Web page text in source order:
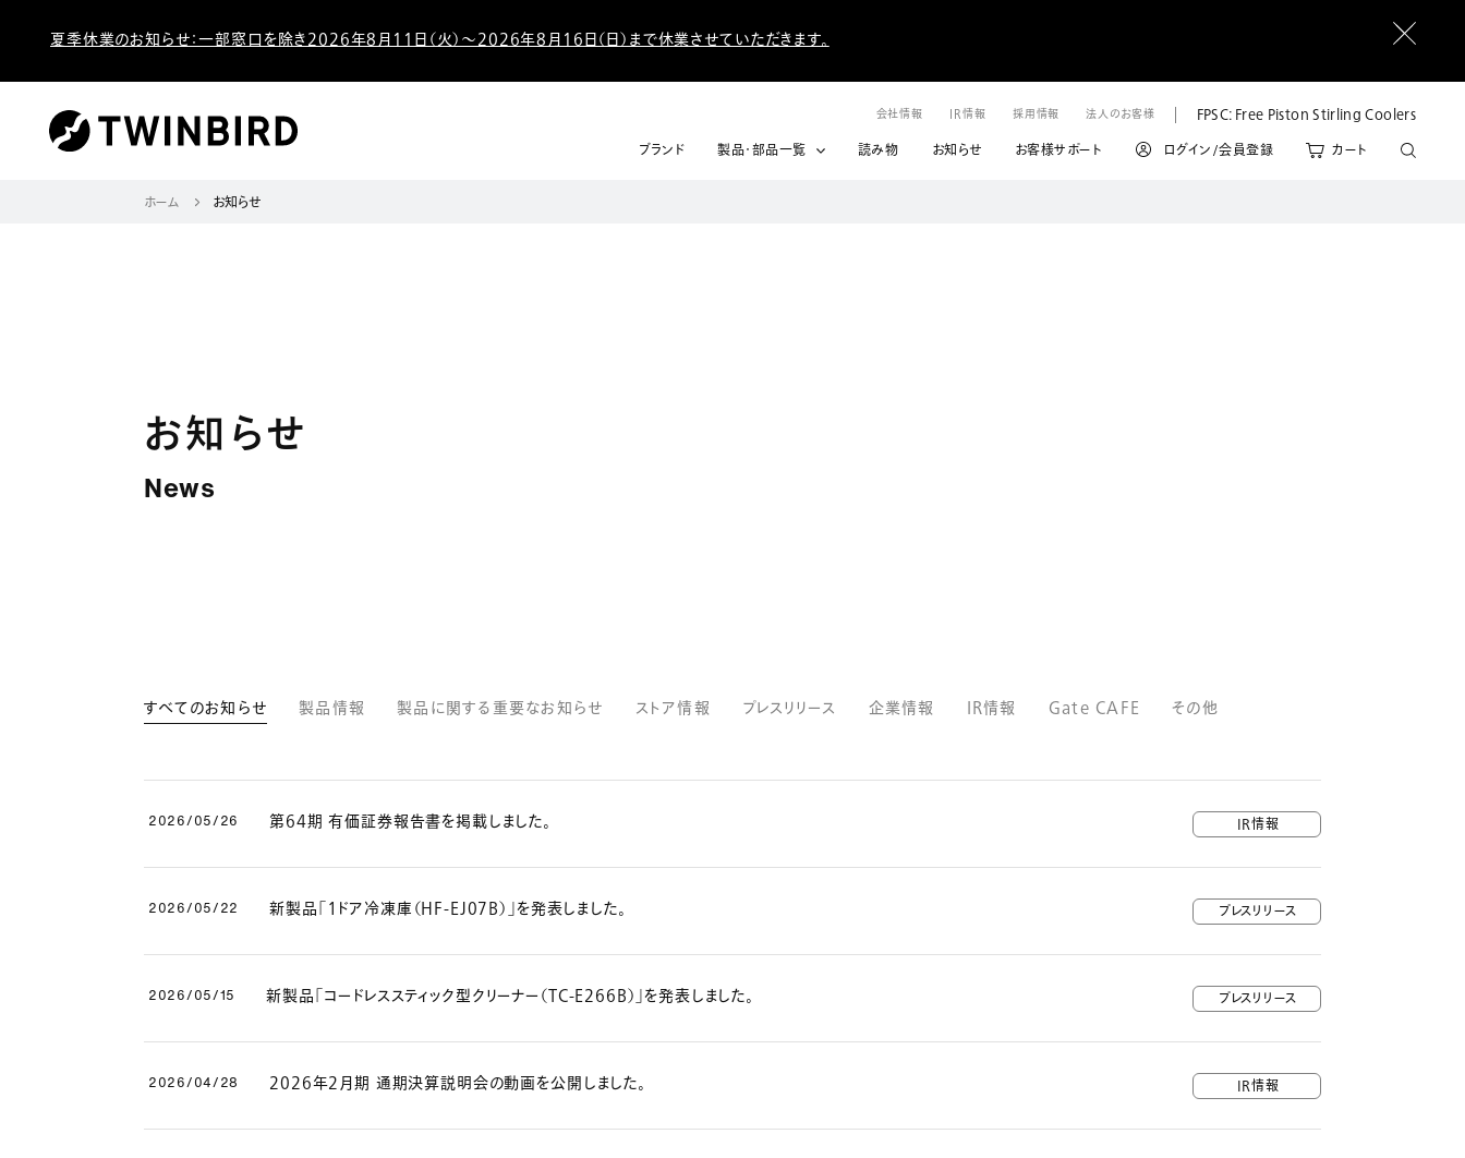
夏季休業のお知らせ：一部窓口を除き2026年8月11日（火）～2026年8月16日（日）まで休業させていただきます。
会社情報 IR情報 採用情報 法人のお客様
FPSC: Free Piston Stirling Coolers
ブランド
製品・部品一覧 読み物 お知らせ お客様サポート ログイン/会員登録 カート
ホーム お知らせ
お知らせ
News
すべてのお知らせ 製品情報 製品に関する重要なお知らせ ストア情報 プレスリリース 企業情報 IR情報 Gate CAFE その他
2026/05/26 第64期 有価証券報告書を掲載しました。 IR情報
2026/05/22 新製品「１ドア冷凍庫（HF-EJ07B）」を発表しました。 プレスリリース
2026/05/15 新製品「コードレススティック型クリーナー（TC-E266B）」を発表しました。 プレスリリース
2026/04/28 2026年2月期 通期決算説明会の動画を公開しました。 IR情報